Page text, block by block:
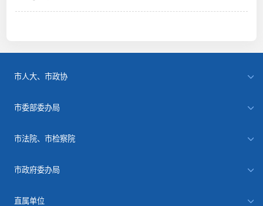
市人大、市政协
市委部委办局
市法院、市检察院
市政府委办局
直属单位